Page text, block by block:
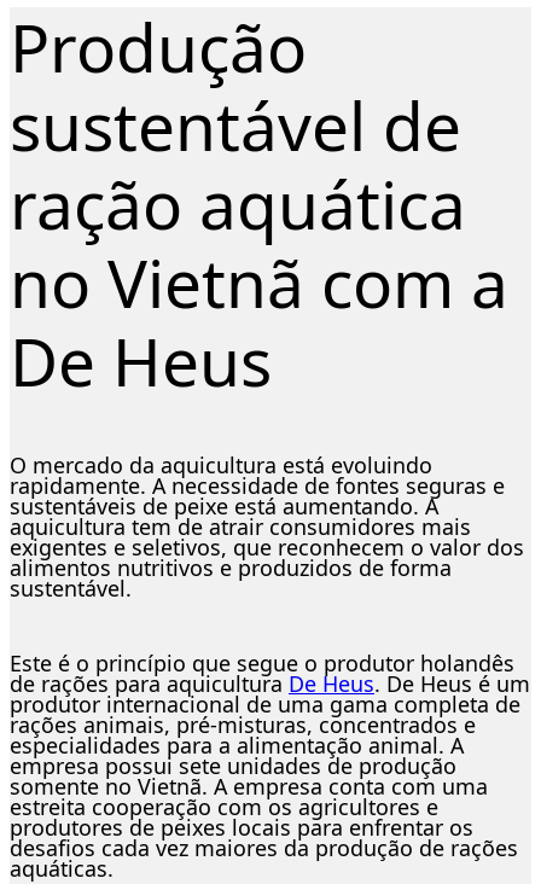
Produção
sustentável de
ração aquática
no Vietnã com a
De Heus
O mercado da aquicultura está evoluindo
rapidamente. A necessidade de fontes seguras e
sustentáveis de peixe está aumentando. A
aquicultura tem de atrair consumidores mais
exigentes e seletivos, que reconhecem o valor dos
alimentos nutritivos e produzidos de forma
sustentável.
Este é o princípio que segue o produtor holandês
de rações para aquicultura De Heus. De Heus é um
produtor internacional de uma gama completa de
rações animais, pré-misturas, concentrados e
especialidades para a alimentação animal. A
empresa possui sete unidades de produção
somente no Vietnã. A empresa conta com uma
estreita cooperação com os agricultores e
produtores de peixes locais para enfrentar os
desafios cada vez maiores da produção de rações
aquáticas.